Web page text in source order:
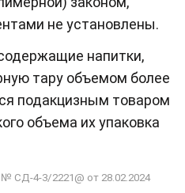
не установлены.
напитки,
тару объемом более
подакцизным товаром
объема их упаковка
СД-4-3/2221@ от 28.02.2024